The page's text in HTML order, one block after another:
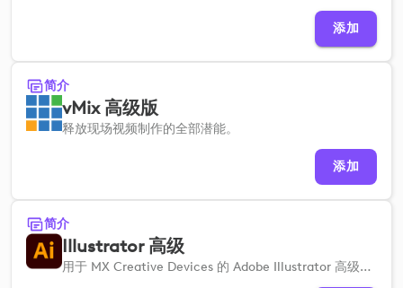
添加
简介
vMix 高级版
释放现场视频制作的全部潜能。
添加
简介
Illustrator 高级
用于 MX Creative Devices 的 Adobe Illustrator 高级配置文件可帮助您快速设置，从而简化矢量设计和插图工作流程